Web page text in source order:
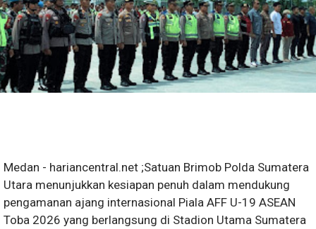
Medan - hariancentral.net ;Satuan Brimob Polda Sumatera
Utara menunjukkan kesiapan penuh dalam mendukung
pengamanan ajang internasional Piala AFF U-19 ASEAN
Toba 2026 yang berlangsung di Stadion Utama Sumatera